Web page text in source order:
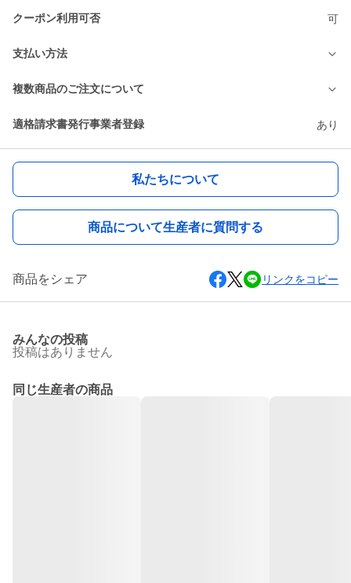
クーポン利用可否 可
支払い方法
複数商品のご注文について
適格請求書発行事業者登録 あり
私たちについて
商品について生産者に質問する
商品をシェア リンクをコピー
みんなの投稿
投稿はありません
同じ生産者の商品